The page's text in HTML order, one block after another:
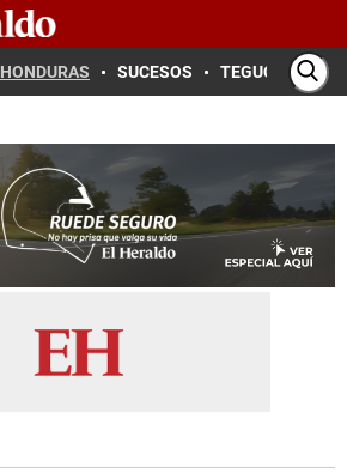
HONDURAS SUCESOS TEGUCIGALPA